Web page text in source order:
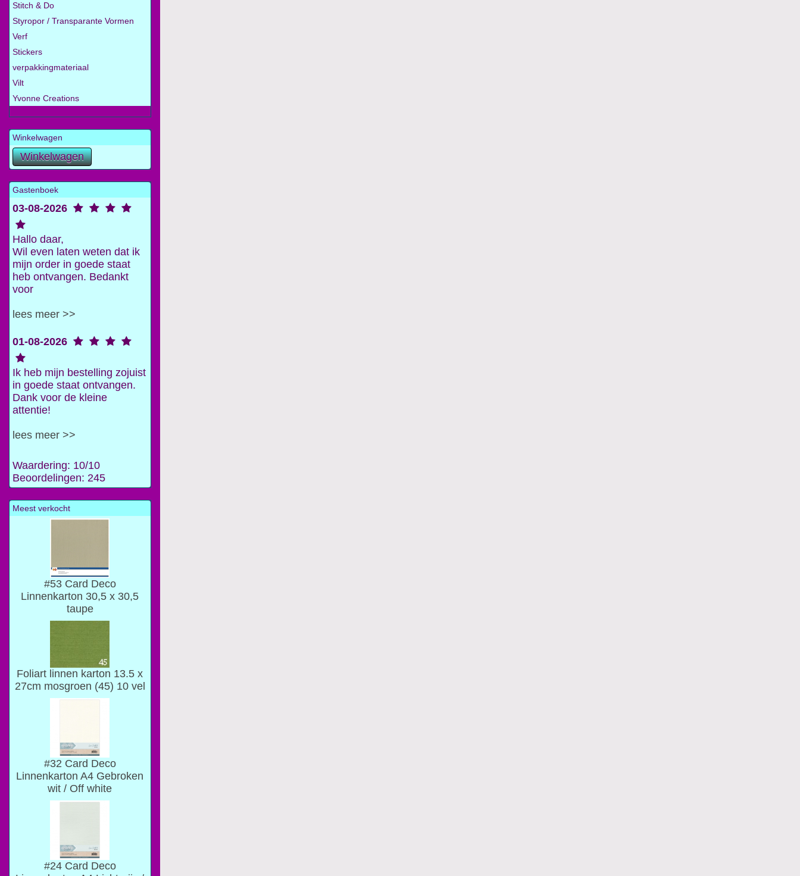
Stitch & Do
Styropor / Transparante Vormen
Verf
Stickers
verpakkingmateriaal
Vilt
Yvonne Creations
Winkelwagen
Gastenboek
03-08-2026
Hallo daar,
Wil even laten weten dat ik
mijn order in goede staat
heb ontvangen. Bedankt
voor
lees meer >>
01-08-2026
Ik heb mijn bestelling zojuist
in goede staat ontvangen.
Dank voor de kleine
attentie!
lees meer >>
Waardering: 10/10
Beoordelingen: 245
Meest verkocht
#53 Card Deco
Linnenkarton 30,5 x 30,5
taupe
Foliart linnen karton 13.5 x
27cm mosgroen (45) 10 vel
#32 Card Deco
Linnenkarton A4 Gebroken
wit / Off white
#24 Card Deco